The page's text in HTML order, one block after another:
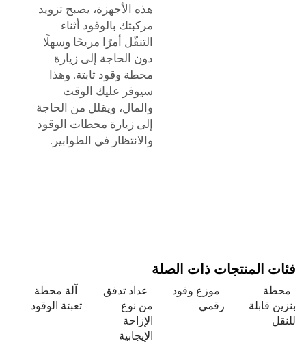
هذه الأجهزة، يصبح تزويد
مركبتك بالوقود أثناء
التنقّل أمرًا مريحًا وسهلًا
دون الحاجة إلى زيارة
محطة وقود ثابتة. وهذا
سيوفر عليك الوقت
والمال، ويقلل من الحاجة
إلى زيارة محطات الوقود
والانتظار في الطوابير.
فئات المنتجات ذات الصلة
محطة
بنزين قابلة
للنقل
موزع وقود
رقمي
عداد تدفق
من نوع
الإزاحة
الإيجابية
آلة محطة
تعبئة الوقود